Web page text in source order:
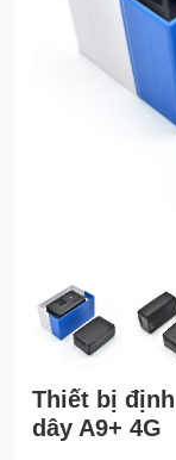
Thiết bị
dây A9+ 4G